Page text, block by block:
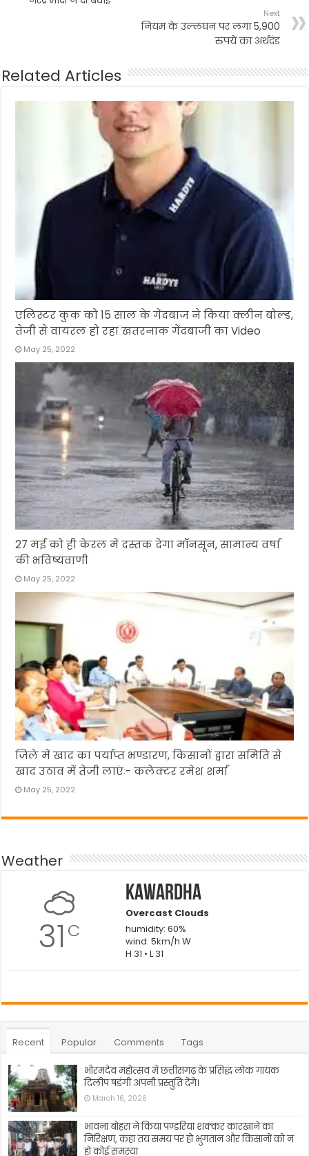
Next
नियम के उल्लंघन पर लगा 5,900
रुपये का अर्थदंड
Related Articles
एलिस्‍टर कुक को 15 साल के गेंदबाज ने किया क्‍लीन बोल्‍ड,
तेजी से वायरल हो रहा खतरनाक गेंदबाजी का Video
May 25, 2022
27 मई को ही केरल में दस्तक देगा मॉनसून, सामान्य वर्षा
की भविष्यवाणी
May 25, 2022
जिले में खाद का पर्याप्त भण्डारण, किसानों द्वारा समिति से
खाद उठाव में तेजी लाएंः- कलेक्टर रमेश शर्मा
May 25, 2022
Weather
31 C
Kawardha
Overcast Clouds
humidity: 60%
wind: 5km/h W
H 31 • L 31
Recent Popular Comments Tags
भोरमदेव महोत्सव में छत्तीसगढ़ के प्रसिद्ध लोक गायक
दिलीप षडंगी अपनी प्रस्तुति देंगे।
March 16, 2026
भावना बोहरा ने किया पण्डरिया शक्कर कारखाने का
निरिक्षण, कहा तय समय पर हो भुगतान और किसानों को न
हो कोई समस्या